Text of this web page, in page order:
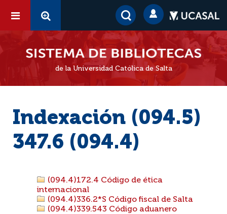
de la Universidad Católica de Salta
Indexación (094.5)
347.6 (094.4)
(094.4)172.4 Código de ética
internacional
(094.4)336.2*S Código fiscal de Salta
(094.4)339.543 Código aduanero